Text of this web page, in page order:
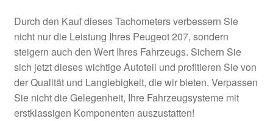
Warenkorb
Weltweiter Versand
Zahlungen
Durch den Kauf dieses Tachometers verbessern Sie
nicht nur die Leistung Ihres Peugeot 207, sondern
steigern auch den Wert Ihres Fahrzeugs. Sichern Sie
sich jetzt dieses wichtige Autoteil und profitieren Sie von
der Qualität und Langlebigkeit, die wir bieten. Verpassen
Sie nicht die Gelegenheit, Ihre Fahrzeugsysteme mit
erstklassigen Komponenten auszustatten!